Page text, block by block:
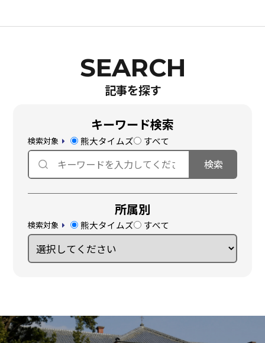
記事を探す
キーワード検索
検索対象 熊大タイムズ すべて
所属別
検索対象 熊大タイムズ すべて